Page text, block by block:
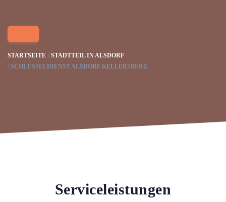
STARTSEITE
STADTTEIL IN ALSDORF
SCHLÜSSELDIENST ALSDORF KELLERSBERG
Serviceleistungen